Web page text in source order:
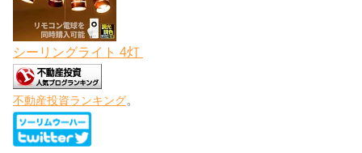
シーリングライト 4灯
不動産投資ランキング。